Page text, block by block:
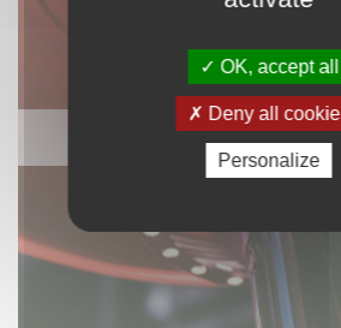
CHAUFFAGE / ÉLEC /
OK, accept all
Deny all
Personalize